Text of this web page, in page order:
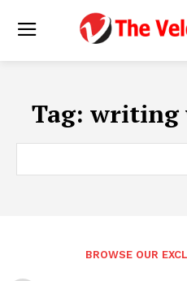
Tag: writing
BROWSE OUR